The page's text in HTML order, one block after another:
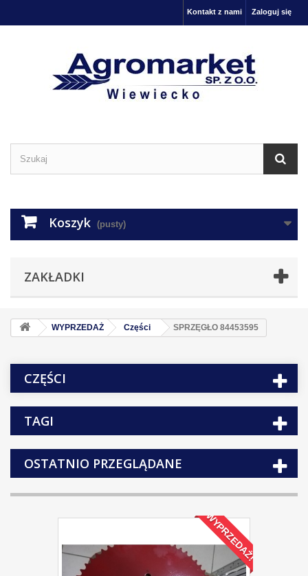
Zaloguj się
Kontakt z nami
Koszyk (pusty)
ZAKŁADKI
WYPRZEDAŻ Części SPRZĘGŁO 84453595
CZĘŚCI
TAGI
OSTATNIO PRZEGLĄDANE
WYPRZEDAŻ!